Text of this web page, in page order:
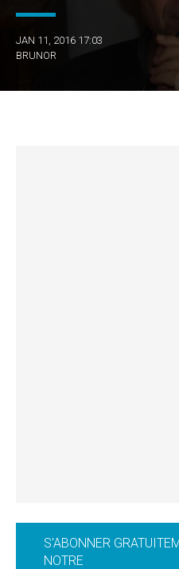
JAN 11, 2016 17:03
BRUNOR
S'ABONNER
NOTRE